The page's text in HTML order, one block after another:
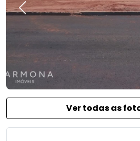
Previous
Ver todas as